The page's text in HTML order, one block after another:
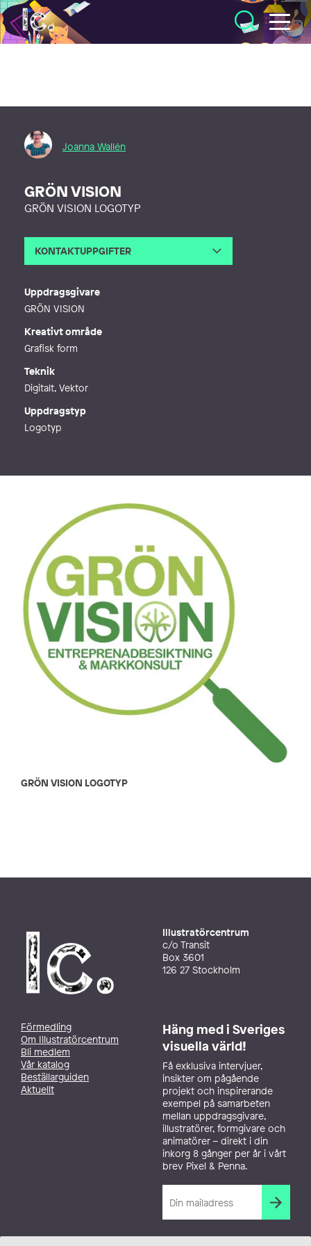
Illustratörcentrum
Joanna Wallén
GRÖN VISION
GRÖN VISION LOGOTYP
KONTAKTUPPGIFTER
Webb http://www.wallendesign.se
Uppdragsgivare
GRÖN VISION
Kreativt område
Grafisk form
Teknik
Digitalt, Vektor
Uppdragstyp
Logotyp
GRÖN VISION LOGOTYP
Illustratörcentrum
c/o Transit
Box 3601
126 27 Stockholm
Förmedling
Om Illustratörcentrum
Bli medlem
Vår katalog
Beställarguiden
Aktuellt
Häng med i Sveriges
visuella värld!
Få exklusiva intervjuer,
insikter om pågående
projekt och inspirerande
exempel på samarbeten
mellan uppdragsgivare,
illustratörer, formgivare och
animatörer – direkt i din
inkorg 8 gånger per år i vårt
brev Pixel & Penna.